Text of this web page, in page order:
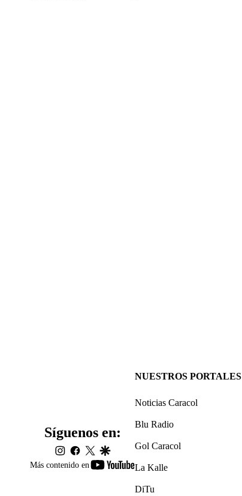
Más contenido en
youtube-
Síguenos en:
instagram
facebook
twittergoogle
NUESTROS PORTALES
Noticias Caracol
Blu Radio
Gol Caracol
La Kalle
DiTu